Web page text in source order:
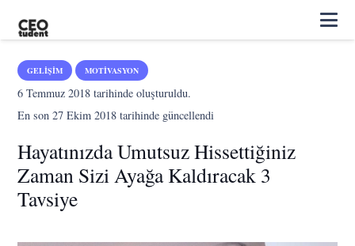
GELIŞIM MOTIVASYON
6 Temmuz 2018 tarihinde oluşturuldu.
En son27 Ekim 2018 tarihinde güncellendi
Hayatınızda Umutsuz Hissettiğiniz
Zaman Sizi Ayağa Kaldıracak 3
Tavsiye